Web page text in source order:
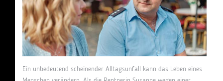
Ein unbedeutend scheinender Alltagsunfall kann das Leben eines